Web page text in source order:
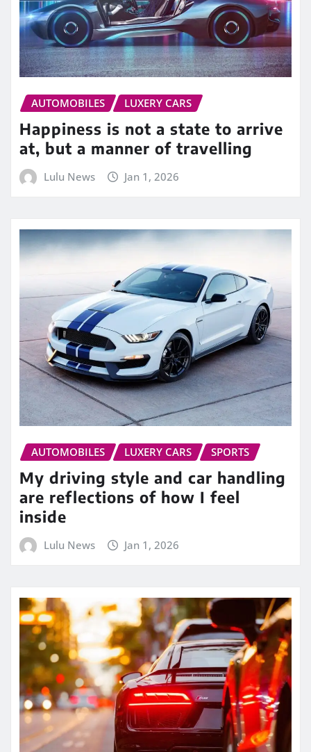
AUTOMOBILES LUXERY CARS
Happiness is not a state to arrive
at, but a manner of travelling
Lulu News Jan 1, 2026
AUTOMOBILES LUXERY CARS SPORTS
My driving style and car handling
are reflections of how I feel
inside
Lulu News Jan 1, 2026